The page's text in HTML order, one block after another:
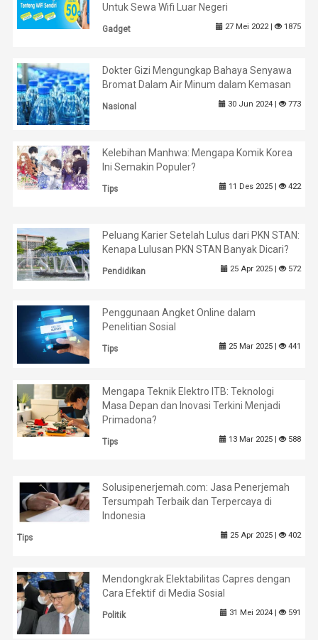
Untuk Sewa Wifi Luar Negeri
Gadget 27 Mei 2022 | 1875
Dokter Gizi Mengungkap Bahaya Senyawa
Bromat Dalam Air Minum dalam Kemasan
Nasional 30 Jun 2024 | 773
Kelebihan Manhwa: Mengapa Komik Korea
Ini Semakin Populer?
Tips 11 Des 2025 | 422
Peluang Karier Setelah Lulus dari PKN STAN:
Kenapa Lulusan PKN STAN Banyak Dicari?
Pendidikan 25 Apr 2025 | 572
Penggunaan Angket Online dalam
Penelitian Sosial
Tips 25 Mar 2025 | 441
Mengapa Teknik Elektro ITB: Teknologi
Masa Depan dan Inovasi Terkini Menjadi
Primadona?
Tips 13 Mar 2025 | 588
Solusipenerjemah.com: Jasa Penerjemah
Tersumpah Terbaik dan Terpercaya di
Indonesia
Tips 25 Apr 2025 | 402
Mendongkrak Elektabilitas Capres dengan
Cara Efektif di Media Sosial
Politik 31 Mei 2024 | 591